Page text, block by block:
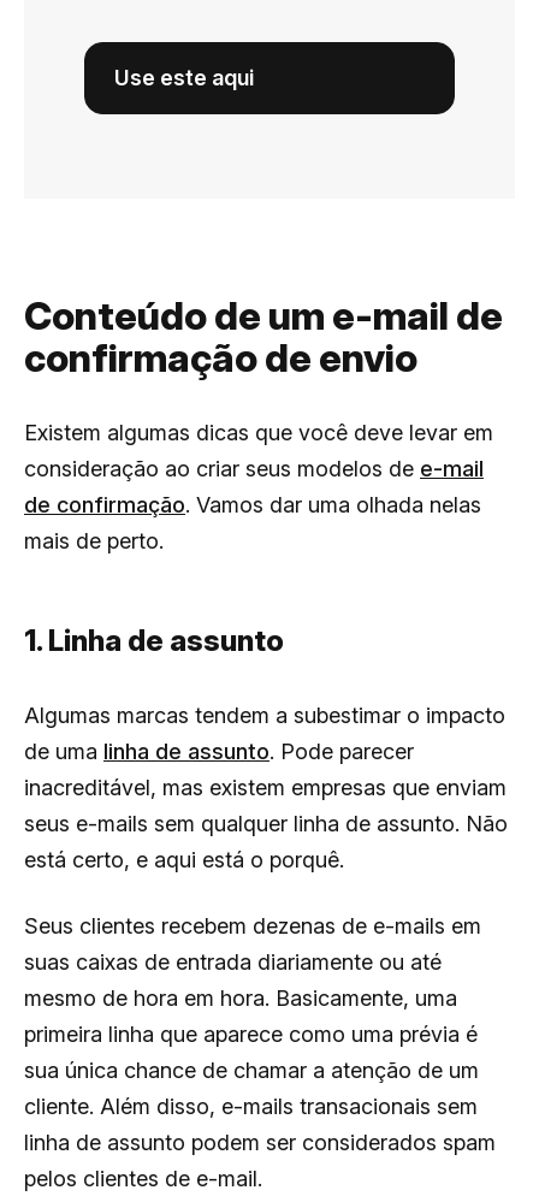
Use este aqui
Conteúdo de um e-mail de
confirmação de envio
Existem algumas dicas que você deve levar em
consideração ao criar seus modelos de e-mail
de confirmação. Vamos dar uma olhada nelas
mais de perto.
1. Linha de assunto
Algumas marcas tendem a subestimar o impacto
de uma linha de assunto. Pode parecer
inacreditável, mas existem empresas que enviam
seus e-mails sem qualquer linha de assunto. Não
está certo, e aqui está o porquê.
Seus clientes recebem dezenas de e-mails em
suas caixas de entrada diariamente ou até
mesmo de hora em hora. Basicamente, uma
primeira linha que aparece como uma prévia é
sua única chance de chamar a atenção de um
cliente. Além disso, e-mails transacionais sem
linha de assunto podem ser considerados spam
pelos clientes de e-mail.